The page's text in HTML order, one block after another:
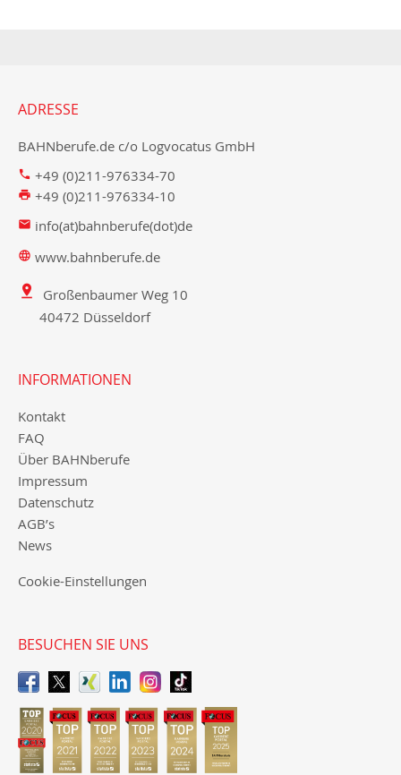
ADRESSE
BAHNberufe.de c/o Logvocatus GmbH
+49 (0)211-976334-70
+49 (0)211-976334-10
info(at)bahnberufe(dot)de
www.bahnberufe.de
Großenbaumer Weg 10
40472 Düsseldorf
INFORMATIONEN
Kontakt
FAQ
Über BAHNberufe
Impressum
Datenschutz
AGB’s
News
Cookie-Einstellungen
BESUCHEN SIE UNS